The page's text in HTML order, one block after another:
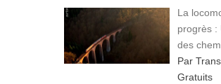
La
progrès :
des
Par
Gratuits